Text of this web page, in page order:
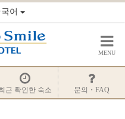
어
MENU
근 확인한 숙소 문의・FAQ